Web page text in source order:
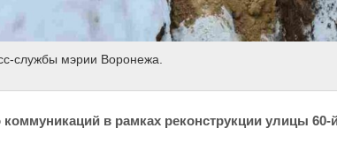
службы мэрии Воронежа.
коммуникаций в рамках реконструкции улицы